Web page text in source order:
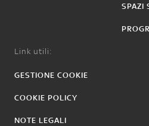
SPAZI
Link utili:
GESTIONE COOKIE
COOKIE POLICY
NOTE LEGALI